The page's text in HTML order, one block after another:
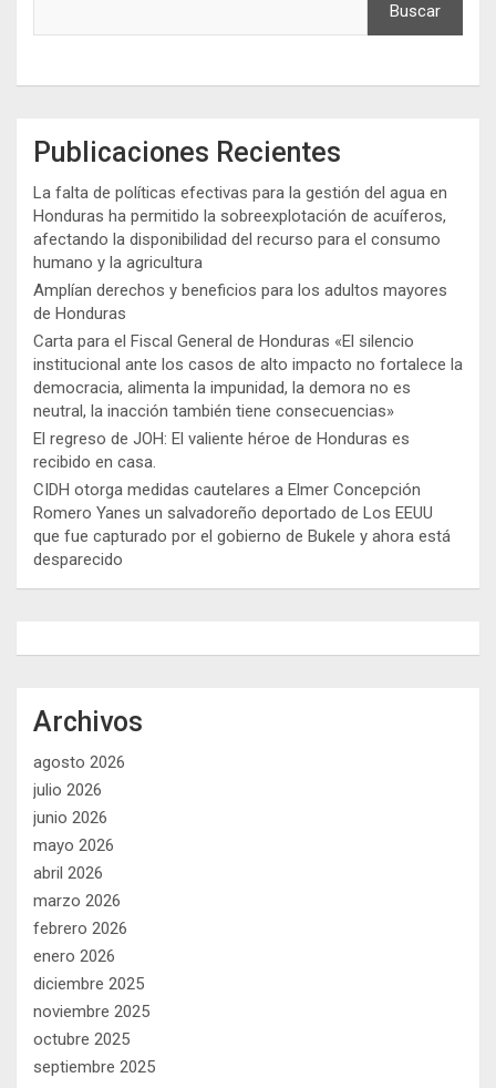
Buscar
Publicaciones Recientes
La falta de políticas efectivas para la gestión del agua en
Honduras ha permitido la sobreexplotación de acuíferos,
afectando la disponibilidad del recurso para el consumo
humano y la agricultura
Amplían derechos y beneficios para los adultos mayores
de Honduras
Carta para el Fiscal General de Honduras «El silencio
institucional ante los casos de alto impacto no fortalece la
democracia, alimenta la impunidad, la demora no es
neutral, la inacción también tiene consecuencias»
El regreso de JOH: El valiente héroe de Honduras es
recibido en casa.
CIDH otorga medidas cautelares a Elmer Concepción
Romero Yanes un salvadoreño deportado de Los EEUU
que fue capturado por el gobierno de Bukele y ahora está
desparecido
Archivos
agosto 2026
julio 2026
junio 2026
mayo 2026
abril 2026
marzo 2026
febrero 2026
enero 2026
diciembre 2025
noviembre 2025
octubre 2025
septiembre 2025